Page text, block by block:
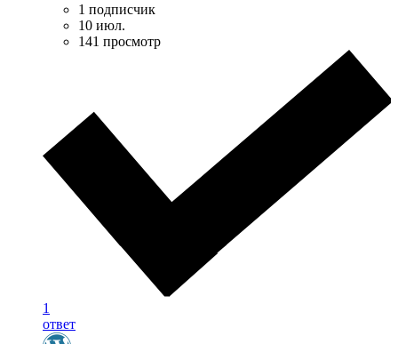
1 подписчик
10 июл.
141 просмотр
1
ответ